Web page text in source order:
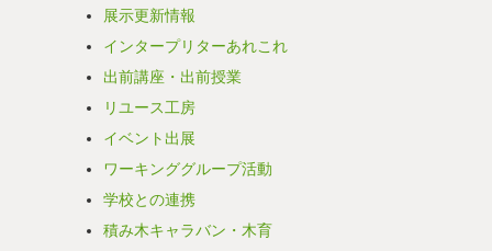
展示更新情報
インタープリターあれこれ
出前講座・出前授業
リユース工房
イベント出展
ワーキンググループ活動
学校との連携
積み木キャラバン・木育